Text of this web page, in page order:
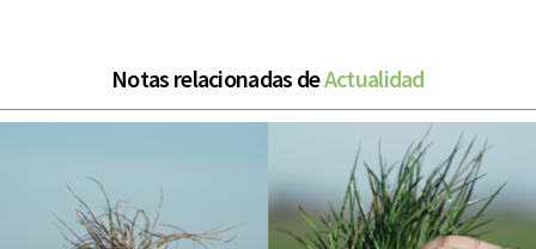
Notas relacionadas deActualidad